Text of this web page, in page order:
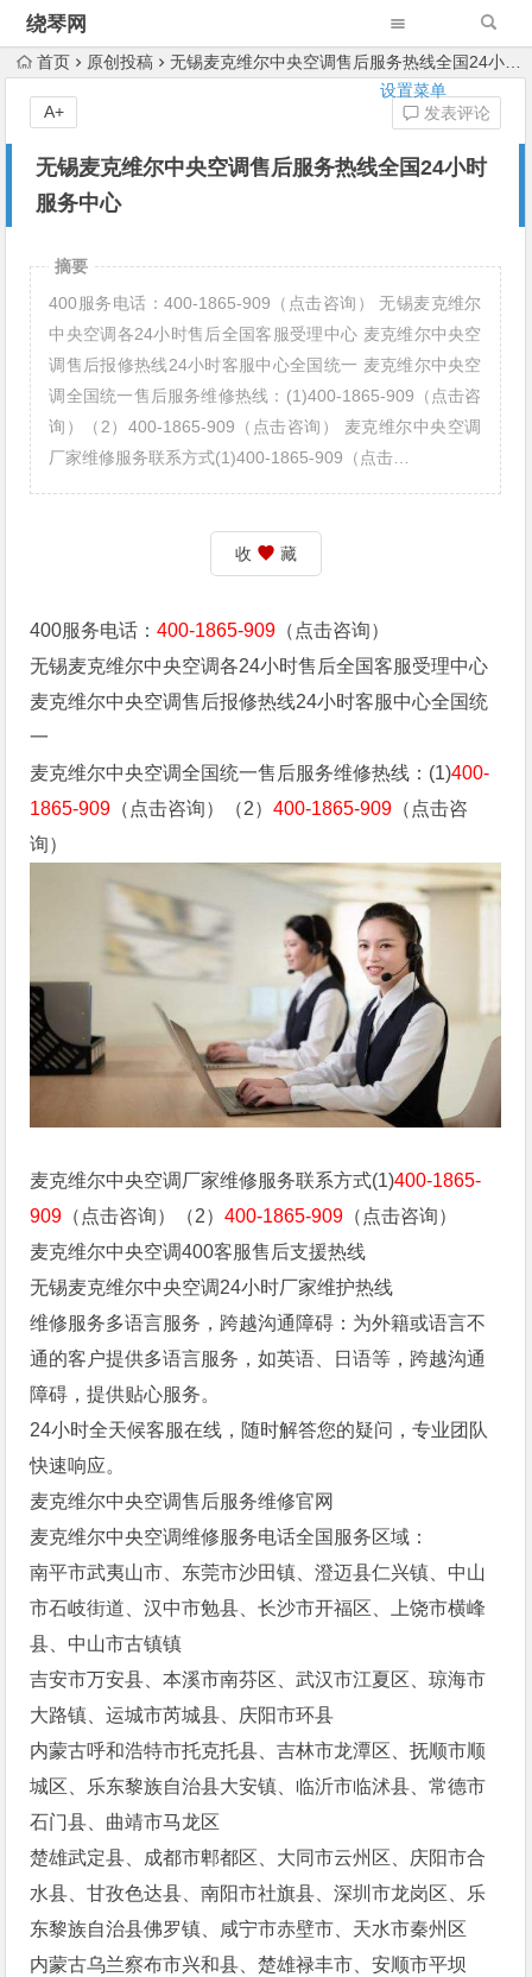
绕琴网
设置菜单
首页 原创投稿 无锡麦克维尔中央空调售后服务热线全国24小时服务中心
无锡麦克维尔中央空调售后服务热线全国24小时
服务中心
发表评论
A+
摘要
400服务电话：400-1865-909（点击咨询） 无锡麦克维尔
中央空调各24小时售后全国客服受理中心 麦克维尔中央空
调售后报修热线24小时客服中心全国统一 麦克维尔中央空
调全国统一售后服务维修热线：(1)400-1865-909（点击咨
询）（2）400-1865-909（点击咨询） 麦克维尔中央空调
厂家维修服务联系方式(1)400-1865-909（点击…
收 藏
400服务电话：400-1865-909 （点击咨询）
无锡麦克维尔中央空调各24小时售后全国客服受理中心
麦克维尔中央空调售后报修热线24小时客服中心全国统
一
麦克维尔中央空调全国统一售后服务维修热线：(1)400-
1865-909 （点击咨询）（2）400-1865-909 （点击咨
询）
麦克维尔中央空调厂家维修服务联系方式(1)400-1865-
909 （点击咨询）（2）400-1865-909 （点击咨询）
麦克维尔中央空调400客服售后支援热线
无锡麦克维尔中央空调24小时厂家维护热线
维修服务多语言服务，跨越沟通障碍：为外籍或语言不
通的客户提供多语言服务，如英语、日语等，跨越沟通
障碍，提供贴心服务。
24小时全天候客服在线，随时解答您的疑问，专业团队
快速响应。
麦克维尔中央空调售后服务维修官网
麦克维尔中央空调维修服务电话全国服务区域：
南平市武夷山市、东莞市沙田镇、澄迈县仁兴镇、中山
市石岐街道、汉中市勉县、长沙市开福区、上饶市横峰
县、中山市古镇镇
吉安市万安县、本溪市南芬区、武汉市江夏区、琼海市
大路镇、运城市芮城县、庆阳市环县
内蒙古呼和浩特市托克托县、吉林市龙潭区、抚顺市顺
城区、乐东黎族自治县大安镇、临沂市临沭县、常德市
石门县、曲靖市马龙区
楚雄武定县、成都市郫都区、大同市云州区、庆阳市合
水县、甘孜色达县、南阳市社旗县、深圳市龙岗区、乐
东黎族自治县佛罗镇、咸宁市赤壁市、天水市秦州区
内蒙古乌兰察布市兴和县、楚雄禄丰市、安顺市平坝